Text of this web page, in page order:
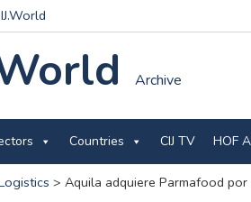
Archive
Countries CIJ TV HOF
> Aquila adquiere Parmafood